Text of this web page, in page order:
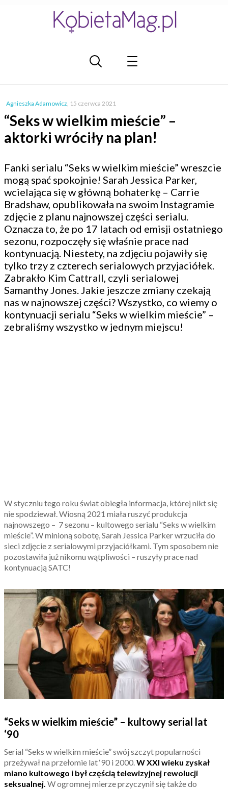
Agnieszka Adamowicz, 15 czerwca 2021
“Seks w wielkim mieście” –
aktorki wróciły na plan!
Fanki serialu “Seks w wielkim mieście” wreszcie
mogą spać spokojnie! Sarah Jessica Parker,
wcielająca się w główną bohaterkę – Carrie
Bradshaw, opublikowała na swoim Instagramie
zdjęcie z planu najnowszej części serialu.
Oznacza to, że po 17 latach od emisji ostatniego
sezonu, rozpoczęły się właśnie prace nad
kontynuacją. Niestety, na zdjęciu pojawiły się
tylko trzy z czterech serialowych przyjaciółek.
Zabrakło Kim Cattrall, czyli serialowej
Samanthy Jones. Jakie jeszcze zmiany czekają
nas w najnowszej części? Wszystko, co wiemy o
kontynuacji serialu “Seks w wielkim mieście” –
zebraliśmy wszystko w jednym miejscu!
W styczniu tego roku świat obiegła informacja, której nikt się
nie spodziewał. Wiosną 2021 miała ruszyć produkcja
najnowszego – 7 sezonu – kultowego serialu “Seks w wielkim
mieście”. W minioną sobotę, Sarah Jessica Parker wrzuciła do
sieci zdjęcie z serialowymi przyjaciółkami. Tym sposobem nie
pozostawiła już nikomu wątpliwości – ruszyły prace nad
kontynuacją SATC!
“Seks w wielkim mieście” – kultowy serial lat
‘90
Serial “Seks w wielkim mieście” swój szczyt popularności
przeżywał na przełomie lat ‘90 i 2000.W XXI wieku zyskał
miano kultowego i był częścią telewizyjnej rewolucji
seksualnej. W ogromnej mierze przyczynił się także do